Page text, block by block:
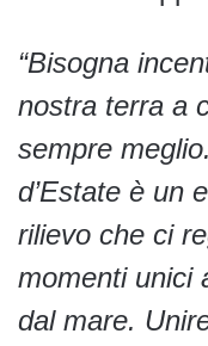
“Bisogna
nostra terra a
sempre
d’Estate è un
rilievo che ci
momenti unici
dal mare.